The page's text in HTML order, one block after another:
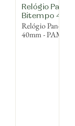
Relógio
Bitempo
Relógio Panerai
40mm -